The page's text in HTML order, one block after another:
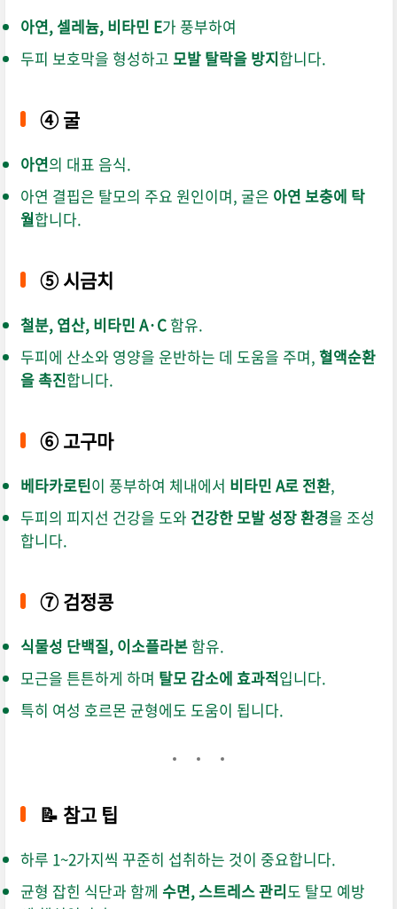
아연, 셀레늄, 비타민 E가 풍부하여
두피 보호막을 형성하고 모발 탈락을 방지합니다.
④굴
아연의 대표 음식.
아연 결핍은 탈모의 주요 원인이며, 굴은 아연 보충에 탁
월합니다.
⑤시금치
철분, 엽산, 비타민 A·C함유.
두피에 산소와 영양을 운반하는 데 도움을 주며, 혈액순환
을 촉진합니다.
⑥고구마
베타카로틴이 풍부하여 체내에서 비타민 A로 전환,
두피의 피지선 건강을 도와 건강한 모발 성장 환경을 조성
합니다.
⑦검정콩
식물성 단백질, 이소플라본함유.
모근을 튼튼하게 하며 탈모 감소에 효과적입니다.
특히 여성 호르몬 균형에도 도움이 됩니다.
📝 참고 팁
하루 1~2가지씩 꾸준히 섭취하는 것이 중요합니다.
균형 잡힌 식단과 함께 수면, 스트레스 관리도 탈모 예방